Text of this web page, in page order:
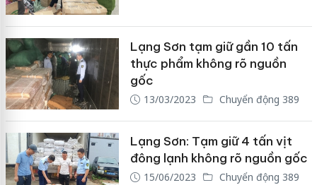
Lạng Sơn tạm giữ gần 10 tấn
thực phẩm không rõ nguồn
gốc
13/03/2023 Chuyển động 389
Lạng Sơn: Tạm giữ 4 tấn vịt
đông lạnh không rõ nguồn gốc
15/06/2023 Chuyển động 389